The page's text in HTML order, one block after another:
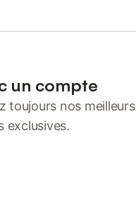
un compte
toujours nos meilleurs
exclusives.